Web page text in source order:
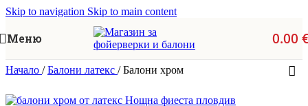
Skip to navigation Skip to main content
Меню 0.00
Начало / Балони латекс / Балони хром